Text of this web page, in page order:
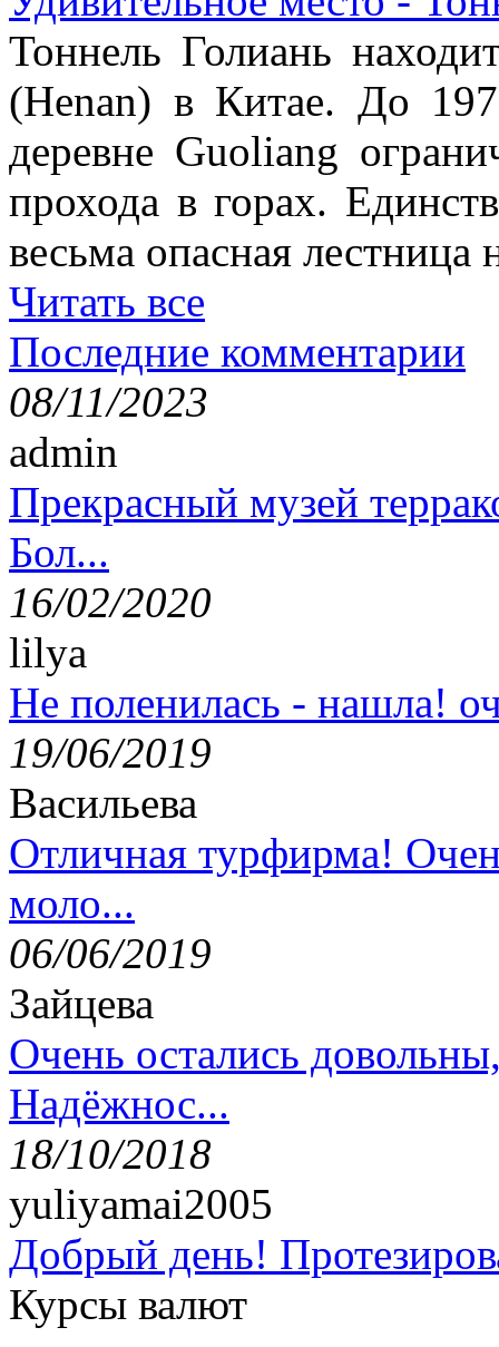
Тоннель Голиань
(Henan) в Китае. До
деревне Guoliang
прохода в горах.
весьма опасная лестница
Читать все
Последние комментарии
08/11/2023
admin
Прекрасный музей
Бол...
16/02/2020
lilya
Не поленилась - нашла!
19/06/2019
Васильева
Отличная турфирма!
моло...
06/06/2019
Зайцева
Очень остались
Надёжнос...
18/10/2018
yuliyamai2005
Добрый день!
Курсы валют